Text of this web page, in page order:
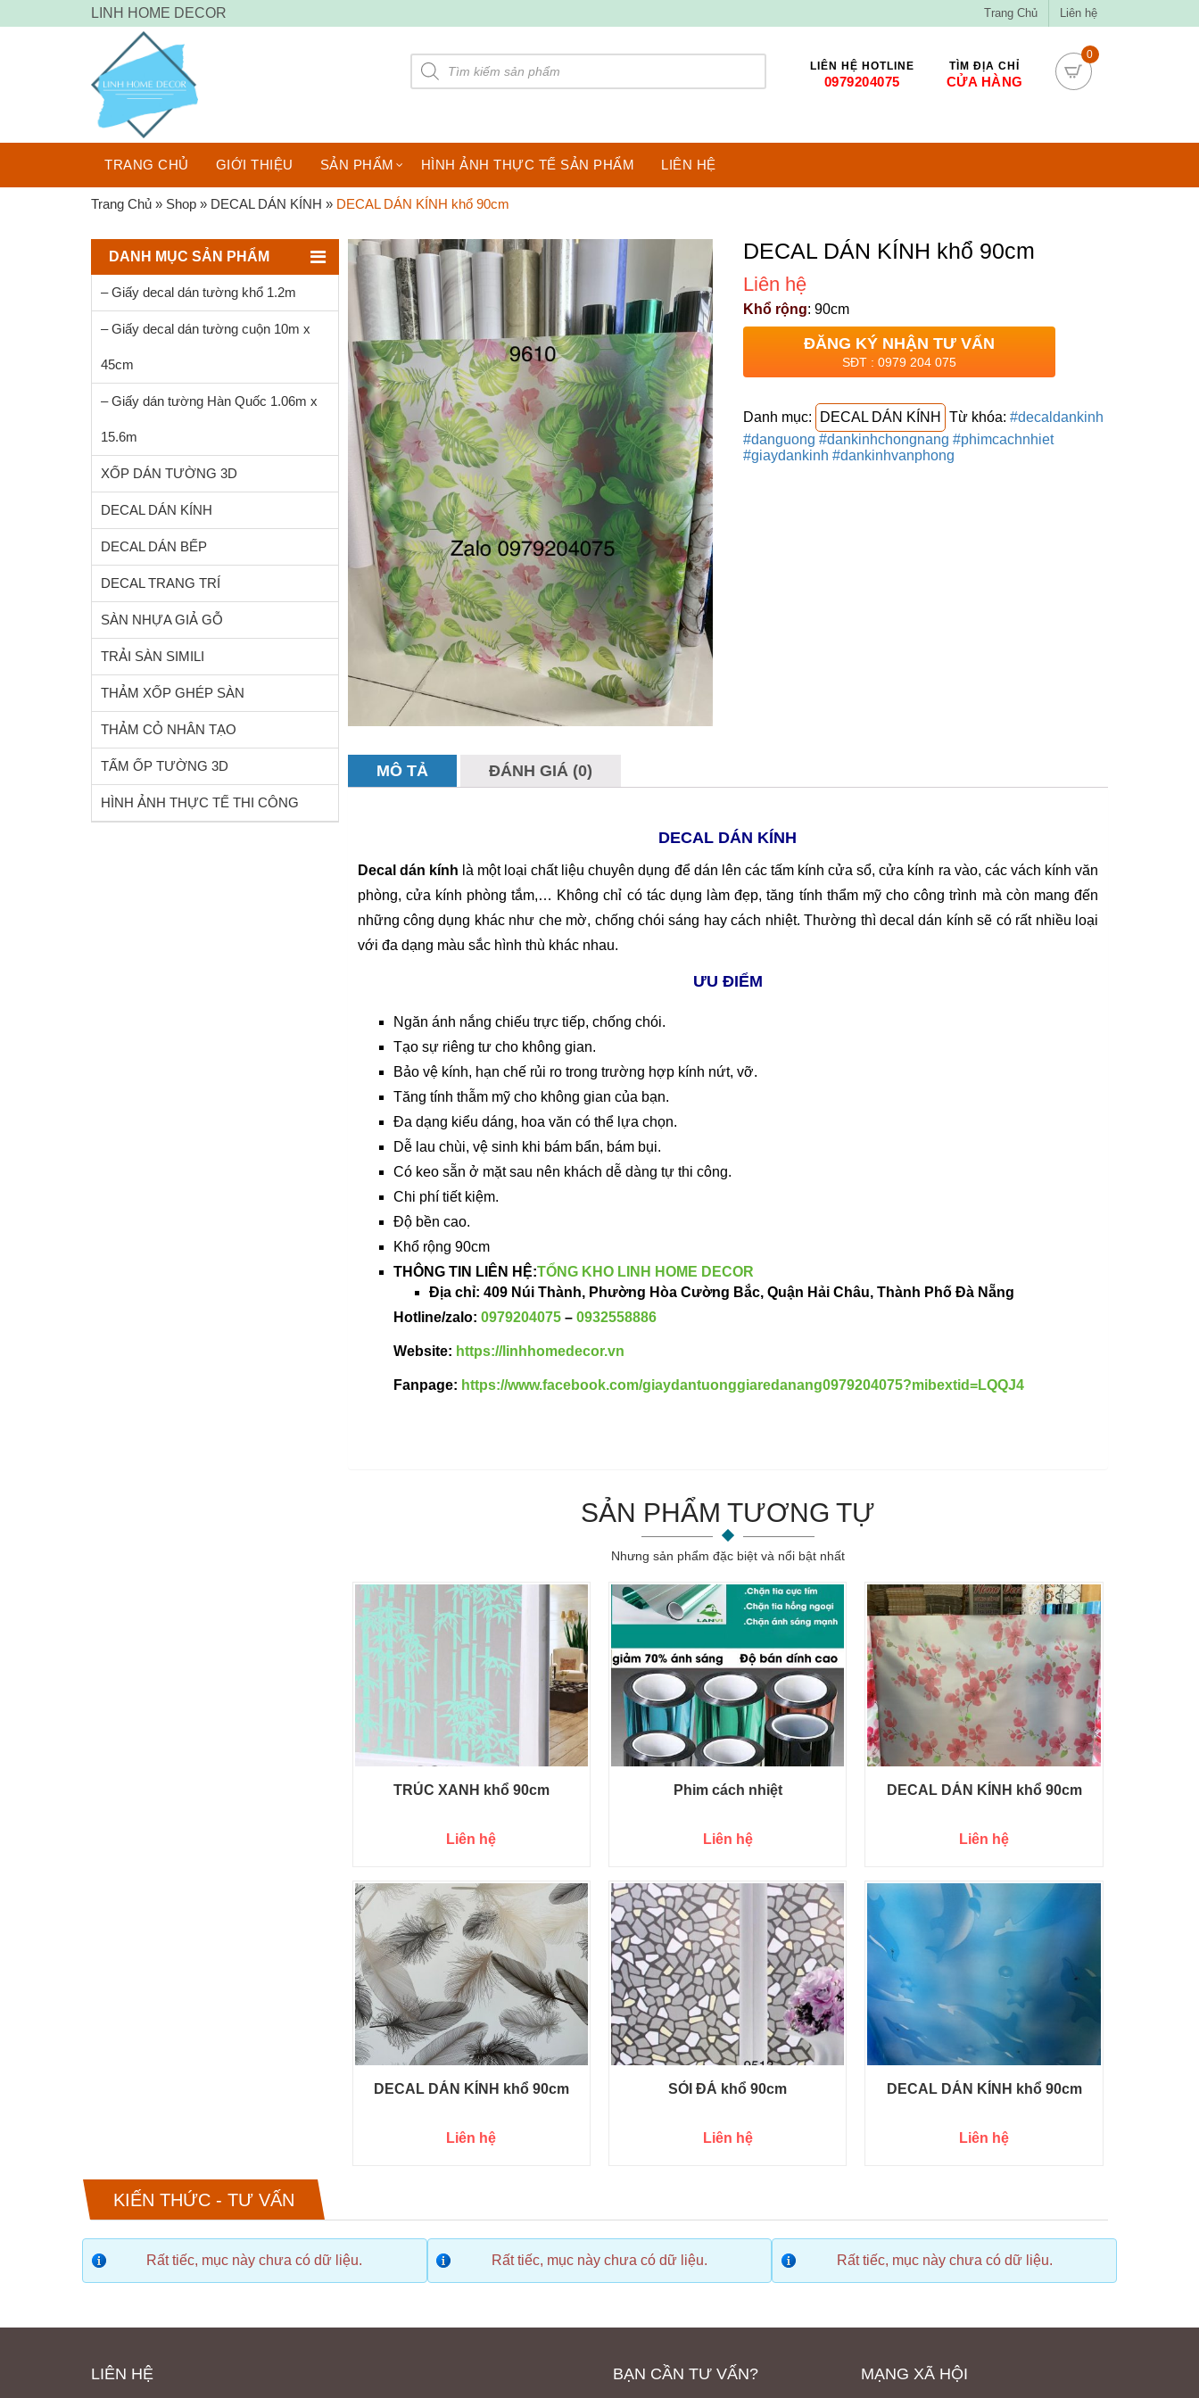
LINH HOME DECOR Trang Chủ Liên hệ
Products
search
LIÊN HỆ HOTLINE
0979204075
TÌM ĐỊA CHỈ
CỬA HÀNG
0
TRANG CHỦ GIỚI THIỆU SẢN PHẨM HÌNH ẢNH THỰC TẾ SẢN PHẨM LIÊN HỆ
Trang Chủ » Shop » DECAL DÁN KÍNH » DECAL DÁN KÍNH khổ 90cm
DANH MỤC SẢN PHẨM
– Giấy decal dán tường khổ 1.2m
– Giấy decal dán tường cuộn 10m x
45cm
– Giấy dán tường Hàn Quốc 1.06m x
15.6m
XỐP DÁN TƯỜNG 3D
DECAL DÁN KÍNH
DECAL DÁN BẾP
DECAL TRANG TRÍ
SÀN NHỰA GIẢ GỖ
TRẢI SÀN SIMILI
THẢM XỐP GHÉP SÀN
THẢM CỎ NHÂN TẠO
TẤM ỐP TƯỜNG 3D
HÌNH ẢNH THỰC TẾ THI CÔNG
DECAL DÁN KÍNH khổ 90cm
Liên hệ
Khổ rộng: 90cm
ĐĂNG KÝ NHẬN TƯ VẤN
SĐT : 0979 204 075
Danh mục: DECAL DÁN KÍNH Từ khóa: #decaldankinh
#danguong #dankinhchongnang #phimcachnhiet
#giaydankinh #dankinhvanphong
MÔ TẢ ĐÁNH GIÁ (0)
DECAL DÁN KÍNH
Decal dán kính là một loại chất liệu chuyên dụng để dán lên các tấm kính cửa sổ, cửa kính ra vào, các vách kính văn
phòng, cửa kính phòng tắm,… Không chỉ có tác dụng làm đẹp, tăng tính thẩm mỹ cho công trình mà còn mang đến
những công dụng khác như che mờ, chống chói sáng hay cách nhiệt. Thường thì decal dán kính sẽ có rất nhiều loại
với đa dạng màu sắc hình thù khác nhau.
ƯU ĐIỂM
Ngăn ánh nắng chiếu trực tiếp, chống chói.
Tạo sự riêng tư cho không gian.
Bảo vệ kính, hạn chế rủi ro trong trường hợp kính nứt, vỡ.
Tăng tính thẫm mỹ cho không gian của bạn.
Đa dạng kiểu dáng, hoa văn có thể lựa chọn.
Dễ lau chùi, vệ sinh khi bám bẩn, bám bụi.
Có keo sẵn ở mặt sau nên khách dễ dàng tự thi công.
Chi phí tiết kiệm.
Độ bền cao.
Khổ rộng 90cm
THÔNG TIN LIÊN HỆ:TỔNG KHO LINH HOME DECOR
Địa chỉ: 409 Núi Thành, Phường Hòa Cường Bắc, Quận Hải Châu, Thành Phố Đà Nẵng
Hotline/zalo: 0979204075– 0932558886
Website: https://linhhomedecor.vn
Fanpage: https://www.facebook.com/giaydantuonggiaredanang0979204075?mibextid=LQQJ4
SẢN PHẨM TƯƠNG TỰ
Nhưng sản phẩm đặc biệt và nổi bật nhất
TRÚC XANH khổ 90cm
Liên hệ
Phim cách nhiệt
Liên hệ
DECAL DÁN KÍNH khổ 90cm
Liên hệ
DECAL DÁN KÍNH khổ 90cm
Liên hệ
SỎI ĐÁ khổ 90cm
Liên hệ
DECAL DÁN KÍNH khổ 90cm
Liên hệ
KIẾN THỨC - TƯ VẤN
Rất tiếc, mục này chưa có dữ liệu. Rất tiếc, mục này chưa có dữ liệu. Rất tiếc, mục này chưa có dữ liệu.
LIÊN HỆ BẠN CẦN TƯ VẤN? MẠNG XÃ HỘI